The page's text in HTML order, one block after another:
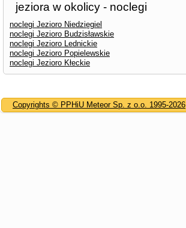
jeziora w okolicy - noclegi
noclegi Jezioro Niedzięgiel
noclegi Jezioro Budzisławskie
noclegi Jezioro Lednickie
noclegi Jezioro Popielewskie
noclegi Jezioro Kłeckie
Copyrights © PPHiU Meteor Sp. z o.o. 1995-2026